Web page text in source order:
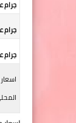
جرام
جرام
جرام